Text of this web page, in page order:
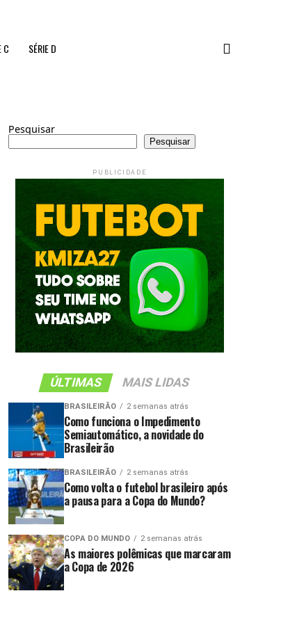
C SÉRIE D
Pesquisar
Pesquisar
PUBLICIDADE
ÚLTIMAS MAIS LIDAS
BRASILEIRÃO 2 semanas atrás
Como funciona o Impedimento
Semiautomático, a novidade do
Brasileirão
BRASILEIRÃO 2 semanas atrás
Como volta o futebol brasileiro após
a pausa para a Copa do Mundo?
COPA DO MUNDO 2 semanas atrás
As maiores polêmicas que marcaram
a Copa de 2026